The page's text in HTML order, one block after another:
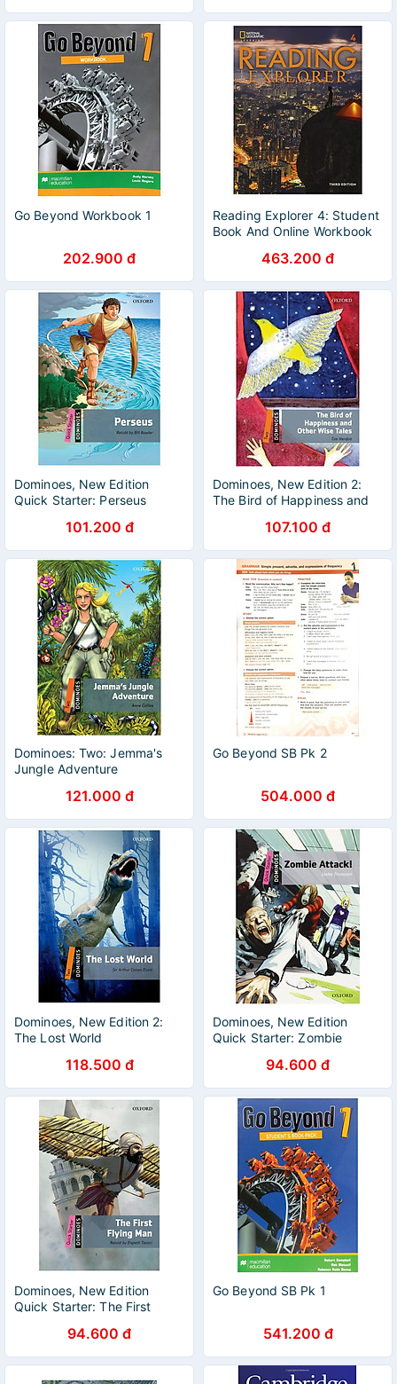
Go Beyond Workbook 1
202.900 đ
Reading Explorer 4: Student
Book And Online Workbook
463.200 đ
Dominoes, New Edition
Quick Starter: Perseus
101.200 đ
Dominoes, New Edition 2:
The Bird of Happiness and
107.100 đ
Dominoes: Two: Jemma's
Jungle Adventure
121.000 đ
Go Beyond SB Pk 2
504.000 đ
Dominoes, New Edition 2:
The Lost World
118.500 đ
Dominoes, New Edition
Quick Starter: Zombie
94.600 đ
Dominoes, New Edition
Quick Starter: The First
94.600 đ
Go Beyond SB Pk 1
541.200 đ